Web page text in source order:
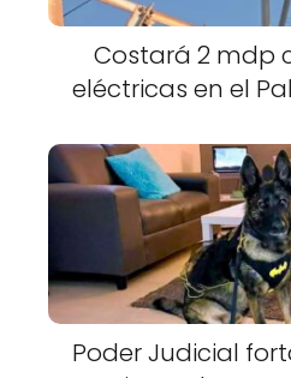
Costará 2 mdp
eléctricas en el
Poder Judicial